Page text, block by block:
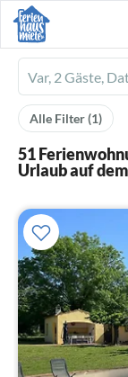
logo
Alle Filter(1)
51
Urlaub auf